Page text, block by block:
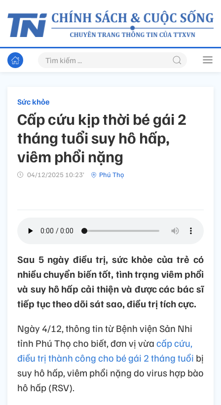
Sức khỏe
Cấp cứu kịp thời bé gái 2
tháng tuổi suy hô hấp,
viêm phổi nặng
04/12/2025 10:23’ Phú Thọ
Sau 5 ngày điều trị, sức khỏe của trẻ có
nhiều chuyển biến tốt, tình trạng viêm phổi
và suy hô hấp cải thiện và được các bác sĩ
tiếp tục theo dõi sát sao, điều trị tích cực.
Ngày 4/12, thông tin từ Bệnh viện Sản Nhi
tỉnh Phú Thọ cho biết, đơn vị vừacấp cứu,
điều trị thành công cho bé gái 2 tháng tuổi bị
suy hô hấp, viêm phổi nặng do virus hợp bào
hô hấp (RSV).